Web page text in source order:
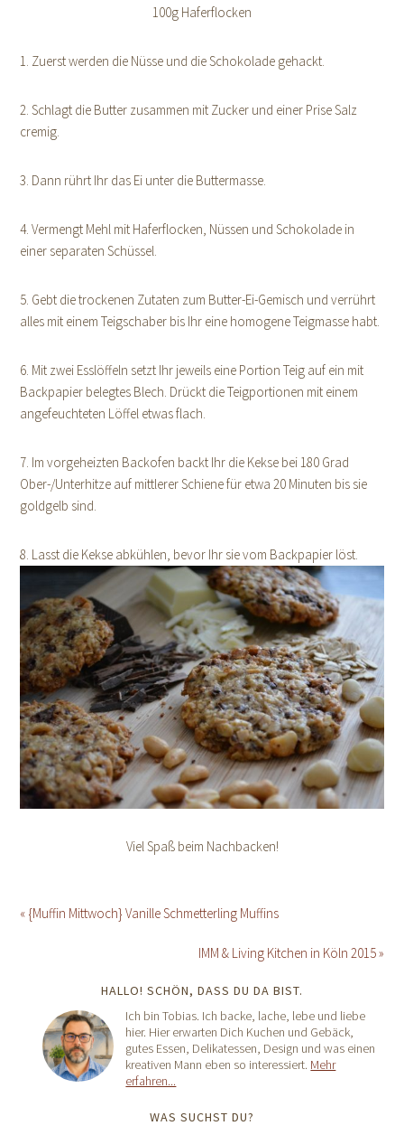
100g Haferflocken
1. Zuerst werden die Nüsse und die Schokolade gehackt.
2. Schlagt die Butter zusammen mit Zucker und einer Prise Salz
cremig.
3. Dann rührt Ihr das Ei unter die Buttermasse.
4. Vermengt Mehl mit Haferflocken, Nüssen und Schokolade in
einer separaten Schüssel.
5. Gebt die trockenen Zutaten zum Butter-Ei-Gemisch und verrührt
alles mit einem Teigschaber bis Ihr eine homogene Teigmasse habt.
6. Mit zwei Esslöffeln setzt Ihr jeweils eine Portion Teig auf ein mit
Backpapier belegtes Blech. Drückt die Teigportionen mit einem
angefeuchteten Löffel etwas flach.
7. Im vorgeheizten Backofen backt Ihr die Kekse bei 180 Grad
Ober-/Unterhitze auf mittlerer Schiene für etwa 20 Minuten bis sie
goldgelb sind.
8. Lasst die Kekse abkühlen, bevor Ihr sie vom Backpapier löst.
Viel Spaß beim Nachbacken!
« {Muffin Mittwoch} Vanille Schmetterling Muffins
IMM & Living Kitchen in Köln 2015 »
HALLO! SCHÖN, DASS DU DA BIST.
Ich bin Tobias. Ich backe, lache, lebe und liebe
hier. Hier erwarten Dich Kuchen und Gebäck,
gutes Essen, Delikatessen, Design und was einen
kreativen Mann eben so interessiert. Mehr
erfahren...
WAS SUCHST DU?